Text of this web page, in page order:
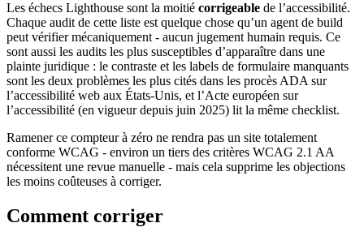
Les échecs Lighthouse sont la moitié corrigeable de l’accessibilité.
Chaque audit de cette liste est quelque chose qu’un agent de build
peut vérifier mécaniquement - aucun jugement humain requis. Ce
sont aussi les audits les plus susceptibles d’apparaître dans une
plainte juridique : le contraste et les labels de formulaire manquants
sont les deux problèmes les plus cités dans les procès ADA sur
l’accessibilité web aux États-Unis, et l’Acte européen sur
l’accessibilité (en vigueur depuis juin 2025) lit la même checklist.
Ramener ce compteur à zéro ne rendra pas un site totalement
conforme WCAG - environ un tiers des critères WCAG 2.1 AA
nécessitent une revue manuelle - mais cela supprime les objections
les moins coûteuses à corriger.
Comment corriger